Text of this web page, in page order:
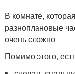
В комнате,
разноплановые
очень сложно
Помимо этого,